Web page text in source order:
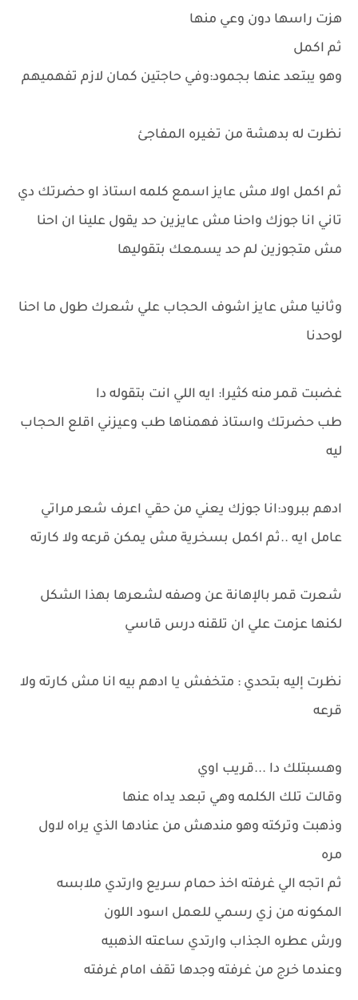
هزت راسها دون وعي منها
ثم اكمل
وهو يبتعد عنها بجمود:وفي حاجتين كمان لازم تفهميهم
نظرت له بدهشة من تغيره المفاجئ
ثم اكمل اولا مش عايز اسمع كلمه استاذ او حضرتك دي
تاني انا جوزك واحنا مش عايزين حد يقول علينا ان احنا
مش متجوزين لم حد يسمعك بتقوليها
وثانيا مش عايز اشوف الحجاب علي شعرك طول ما احنا
لوحدنا
غضبت قمر منه كثيرا: ايه اللي انت بتقوله دا
طب حضرتك واستاذ فهمناها طب وعيزني اقلع الحجاب
ليه
ادهم ببرود:انا جوزك يعني من حقي اعرف شعر مراتي
عامل ايه ..ثم اكمل بسخرية مش يمكن قرعه ولا كارته
شعرت قمر بالإهانة عن وصفه لشعرها بهذا الشكل
لكنها عزمت علي ان تلقنه درس قاسي
نظرت إليه بتحدي : متخفش يا ادهم بيه انا مش كارته ولا
قرعه
وهسبتلك دا ...قريب اوي
وقالت تلك الكلمه وهي تبعد يداه عنها
وذهبت وتركته وهو مندهش من عنادها الذي يراه لاول
مره
ثم اتجه الي غرفته اخذ حمام سريع وارتدي ملابسه
المكونه من زي رسمي للعمل اسود اللون
ورش عطره الجذاب وارتدي ساعته الذهبيه
وعندما خرج من غرفته وجدها تقف امام غرفته